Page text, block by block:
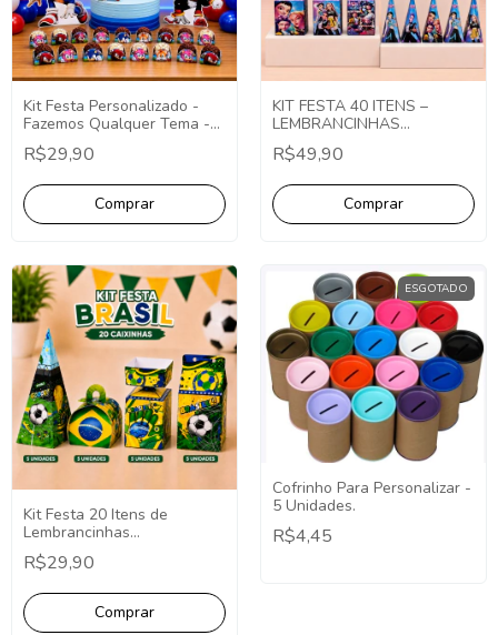
Kit Festa Personalizado -
Fazemos Qualquer Tema -
Decoração Personalizada
R$29,90
KIT FESTA 40 ITENS –
LEMBRANCINHAS
PERSONALIZADAS
R$49,90
Kit Festa 20 Itens de
Lembrancinhas
Personalizadas em Todos os
Temas
R$29,90
ESGOTADO
Cofrinho Para Personalizar -
5 Unidades.
R$4,45